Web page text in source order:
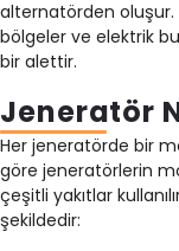
alternatörden oluşur.
bölgeler ve elektrik
bir alettir.
Jeneratör
Her jeneratörde bir
göre jeneratörlerin
çeşitli yakıtlar
şekildedir: